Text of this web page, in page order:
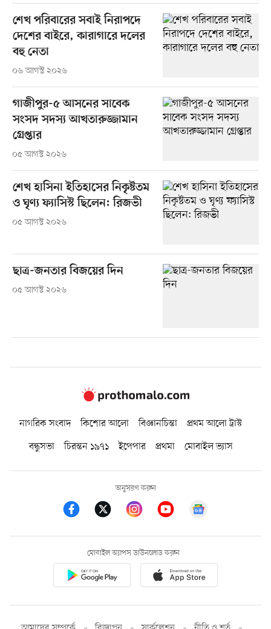
শেখ পরিবারের সবাই নিরাপদে
দেশের বাইরে, কারাগারে দলের
বহু নেতা
০৬ আগস্ট ২০২৬
গাজীপুর-৫ আসনের সাবেক
সংসদ সদস্য আখতারুজ্জামান
গ্রেপ্তার
০৫ আগস্ট ২০২৬
শেখ হাসিনা ইতিহাসের নিকৃষ্টতম
ও ঘৃণ্য ফ্যাসিস্ট ছিলেন: রিজভী
০৫ আগস্ট ২০২৬
ছাত্র-জনতার বিজয়ের দিন
০৫ আগস্ট ২০২৬
নাগরিক সংবাদ কিশোর আলো বিজ্ঞানচিন্তা
প্রথম আলো ট্রাস্ট
বন্ধুসভা
চিরন্তন ১৯৭১ ইপেপার প্রথমা মোবাইল ভ্যাস
অনুসরণ করুন
মোবাইল অ্যাপস ডাউনলোড করুন